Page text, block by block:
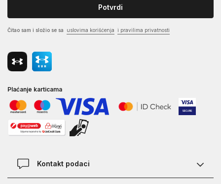
Potvrdi
Čitao sam i složio se sa uslovima korišćenja i pravilima privatnosti
Plaćanje karticama
Kontakt podaci